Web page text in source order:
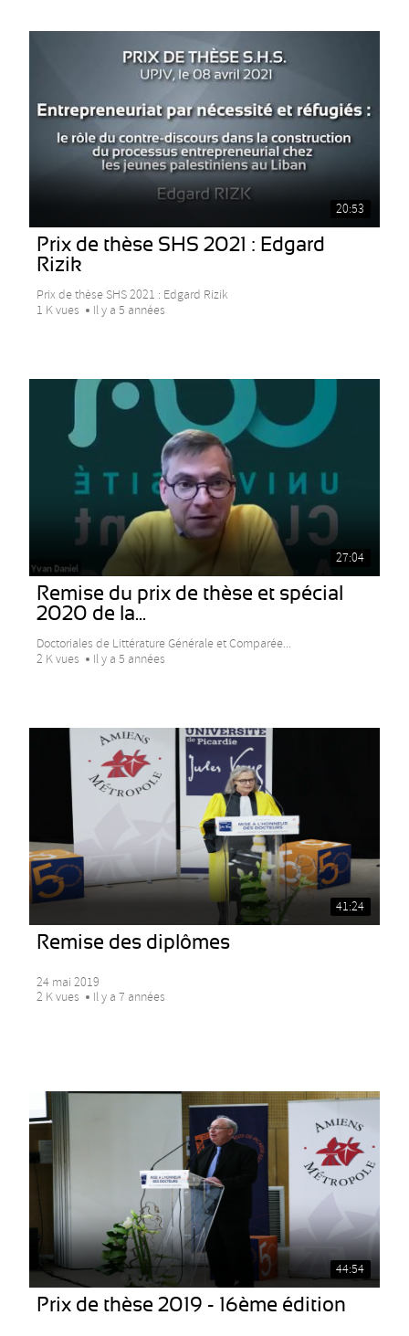
20:53
Prix de thèse SHS 2021 : Edgard
Rizik
Prix de thèse SHS 2021 : Edgard Rizik
1 K vues
Il y a 5 années
27:04
Remise du prix de thèse et spécial
2020 de la...
Doctoriales de Littérature Générale et Comparée...
2 K vues
Il y a 5 années
41:24
Remise des diplômes
24 mai 2019
2 K vues
Il y a 7 années
44:54
Prix de thèse 2019 - 16ème édition